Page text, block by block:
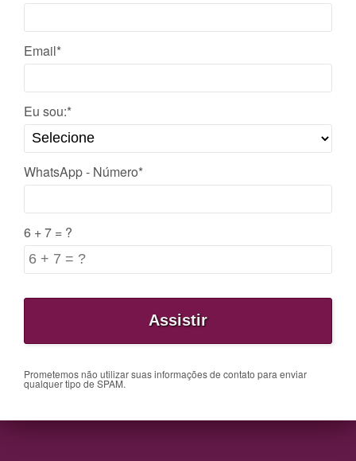
Email*
Eu sou:*
WhatsApp - Número*
6 + 7 = ?
Prometemos não utilizar suas informações de contato para enviar
qualquer tipo de SPAM.